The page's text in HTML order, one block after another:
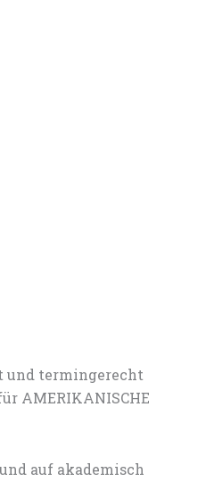
und termingerecht
AMERIKANISCHE
auf akademisch